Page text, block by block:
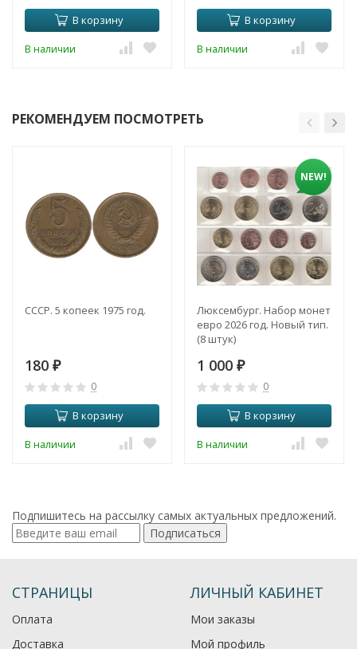
В корзину
В наличии
В корзину
В наличии
РЕКОМЕНДУЕМ ПОСМОТРЕТЬ
СССР. 5 копеек 1975 год.
180 ₽
0
В корзину
В наличии
NEW!
Люксембург. Набор монет
евро 2026 год. Новый тип.
(8 штук)
1 000 ₽
0
В корзину
В наличии
Подпишитесь на рассылку самых актуальных предложений.
Подписаться
СТРАНИЦЫ
Оплата
Доставка
ЛИЧНЫЙ КАБИНЕТ
Мои заказы
Мой профиль